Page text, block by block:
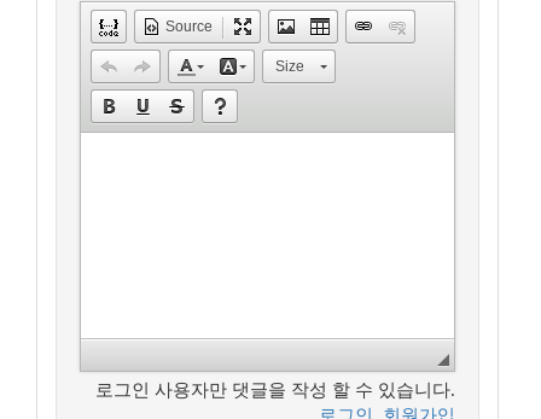
Source
Size
로그인 사용자만 댓글을 작성 할 수 있습니다.